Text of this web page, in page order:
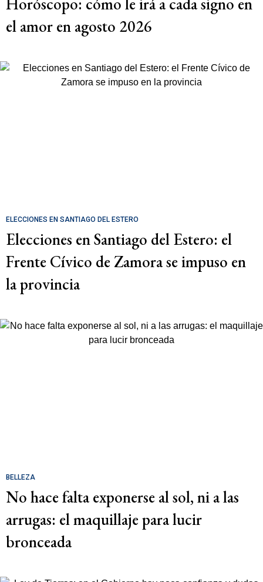
el amor en agosto 2026
ELECCIONES EN SANTIAGO DEL ESTERO
Elecciones en Santiago del Estero: el
Frente Cívico de Zamora se impuso en
la provincia
BELLEZA
No hace falta exponerse al sol, ni a las
arrugas: el maquillaje para lucir
bronceada